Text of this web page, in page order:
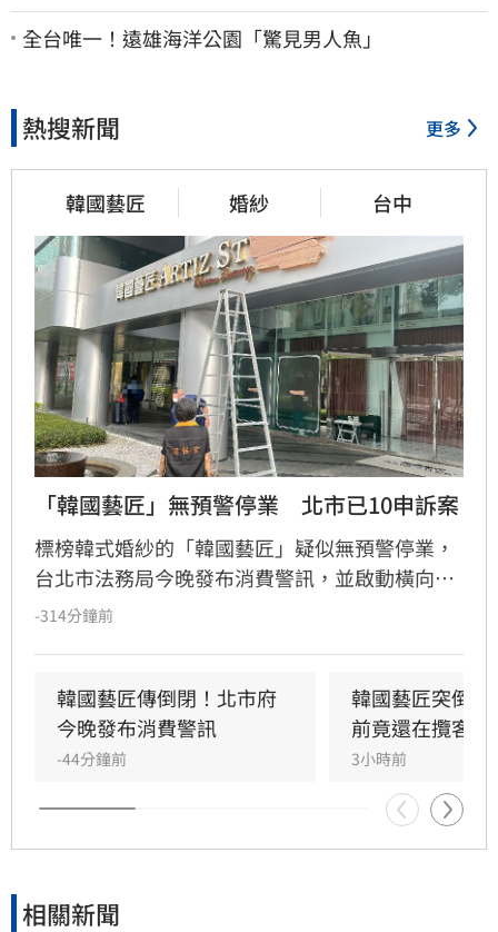
全台唯一！遠雄海洋公園「驚見男人魚」
熱搜新聞 更多
韓國藝匠 婚紗 台中
「韓國藝匠」無預警停業　北市已10申訴案
標榜韓式婚紗的「韓國藝匠」疑似無預警停業，
台北市法務局今晚發布消費警訊，並啟動橫向通
報機制；截至今晚8時止，已接獲10件相關消費
-314分鐘前
韓國藝匠傳倒閉！北市府
今晚發布消費警訊
-44分鐘前
韓國藝匠突倒
前竟還在攬客
3小時前
相關新聞